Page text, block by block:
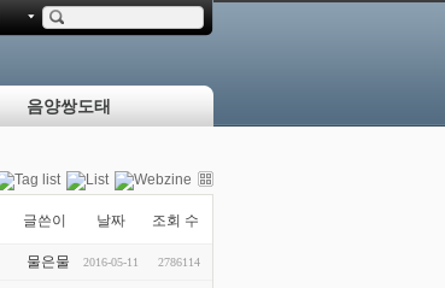
음양쌍도태
글쓴이 날짜 조회 수
물은물 2016-05-11 2786114